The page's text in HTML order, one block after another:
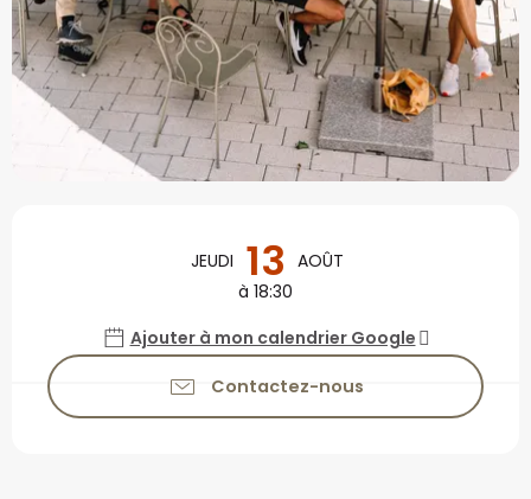
Ouverture et
JEUDI 13 AOÛT
à 18:30
Ajouter à mon calendrier Google
Contactez-nous